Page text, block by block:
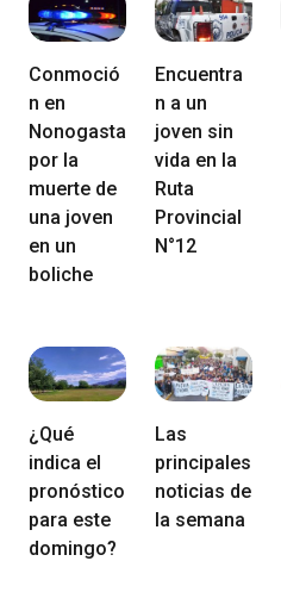
Conmoció
n en
Nonogasta
por la
muerte de
una joven
en un
boliche
Encuentra
n a un
joven sin
vida en la
Ruta
Provincial
N°12
¿Qué
indica el
pronóstico
para este
domingo?
Las
principales
noticias de
la semana